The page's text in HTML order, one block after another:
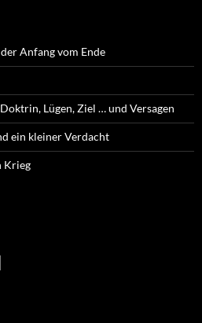
Anfang vom Ende
Lügen, Ziel … und Versagen
ein kleiner Verdacht
Krieg